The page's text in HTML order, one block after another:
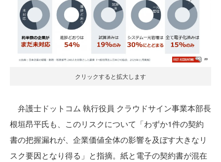
クリックすると拡大します
弁護士ドットコム 執行役員 クラウドサイン事業本部長
根垣昂平氏も、このリスクについて「わずか1件の契約
書の把握漏れが、企業価値全体の影響を及ぼす大きなリ
スク要因となり得る」と指摘。紙と電子の契約書が混在